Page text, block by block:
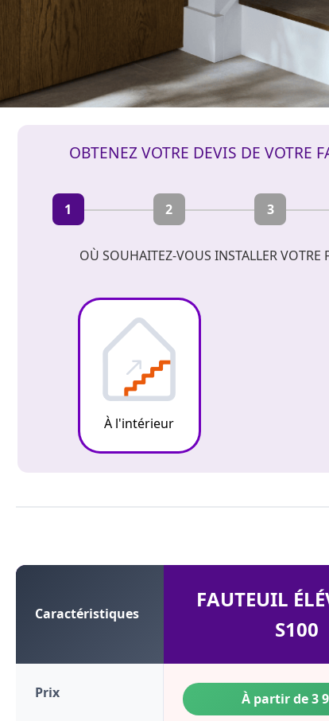
OBTENEZ VOTRE DEVIS DE VOTRE
1 2 3
OÙ SOUHAITEZ-VOUS INSTALLER VOTRE
À l'intérieur
Caractéristiques
FAUTEUIL
S100
Prix À partir de 3